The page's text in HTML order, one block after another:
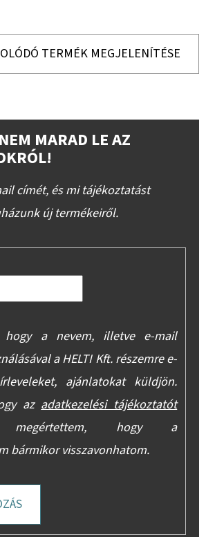
TERMÉK MEGJELENÍTÉSE
MARAD LE AZ
címét, és mi tájékoztatást
új termékeiről.
hogy a nevem, illetve e-mail
a HELTI Kft. részemre e-
ajánlatokat küldjön.
azadatkezelési tájékoztatót
megértettem, hogy a
bármikor visszavonhatom.